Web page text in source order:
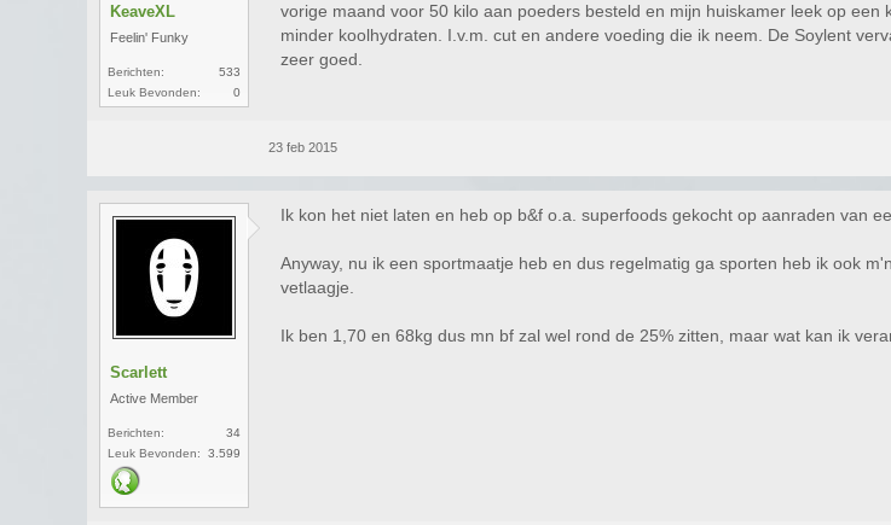
KeaveXL
Feelin' Funky
Berichten:
533
Leuk Bevonden:
0
vorige maand voor 50 kilo aan poeders besteld en mijn huiskamer leek op
minder koolhydraten. I.v.m. cut en andere voeding die ik neem. De Soylent
zeer goed.
23 feb 2015
Scarlett
Active Member
Berichten:
34
Leuk Bevonden:
3.599
Ik kon het niet laten en heb op b&f o.a. superfoods gekocht op aanraden van
Anyway, nu ik een sportmaatje heb en dus regelmatig ga sporten heb ik ook
vetlaagje.
Ik ben 1,70 en 68kg dus mn bf zal wel rond de 25% zitten, maar wat kan ik